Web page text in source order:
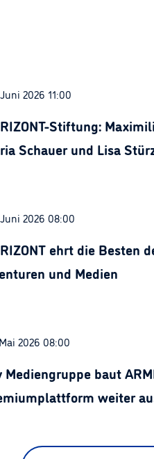
2026 11:00
Stiftung:
Schauer und Lisa
2026 08:00
ehrt die Besten
und Medien
2026 08:00
Mediengruppe baut
weiter